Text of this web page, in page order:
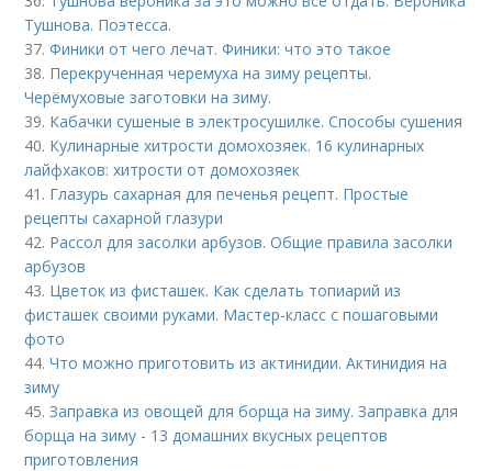
Тушнова. Поэтесса.
37.Финики от чего лечат. Финики: что это такое
38. Перекрученная черемуха на зиму рецепты.
Черёмуховые заготовки на зиму.
39. Кабачки сушеные в электросушилке. Способы сушения
40. Кулинарные хитрости домохозяек. 16 кулинарных
лайфхаков: хитрости от домохозяек
41. Глазурь сахарная для печенья рецепт. Простые
рецепты сахарной глазури
42. Рассол для засолки арбузов. Общие правила засолки
арбузов
43. Цветок из фисташек. Как сделать топиарий из
фисташек своими руками. Мастер-класс с пошаговыми
фото
44.Что можно приготовить из актинидии. Актинидия на
зиму
45.Заправка из овощей для борща на зиму. Заправка для
борща на зиму - 13 домашних вкусных рецептов
приготовления